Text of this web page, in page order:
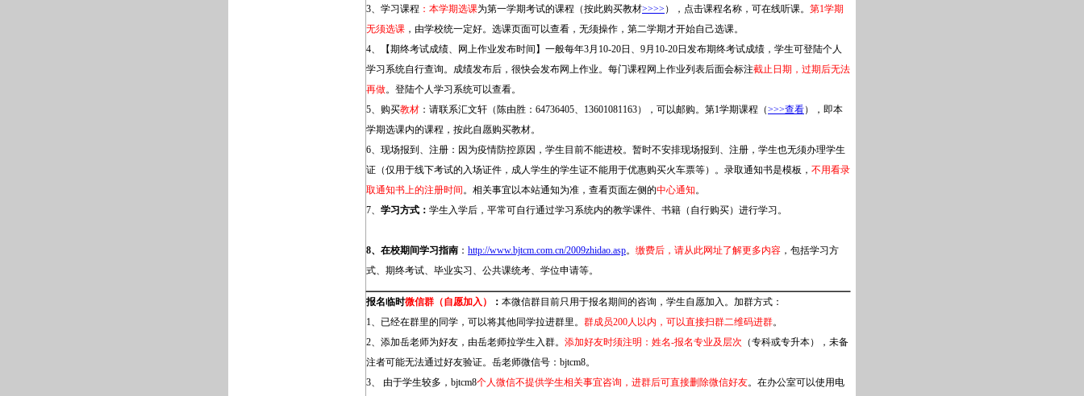
3、学习课程 ：本学期选课为第一学期考试的课程（按此购买教材>>>> ），点击课程名称，可在线听课。 第1学期
无须选课 ，由学校统一定好。选课页面可以查看，无须操作，第二学期才开始自己选课。
4、【期终考试成绩、网上作业发布时间】一般每年3月10-20日、9月10-20日发布期终考试成绩，学生可登陆个人
学习系统自行查询。成绩发布后，很快会发布网上作业。每门课程网上作业列表后面会标注截止日期，过期后无法
再做。登陆个人学习系统可以查看。
5、购买教材 ：请联系汇文轩（陈由胜：64736405、13601081163），可以邮购。第1学期课程（>>>查看），即本
学期选课内的课程，按此自愿购买教材。
6、现场报到、注册：因为疫情防控原因，学生目前不能进校。暂时不安排现场报到、注册，学生也无须办理学生
证（仅用于线下考试的入场证件，成人学生的学生证不能用于优惠购买火车票等）。录取通知书是模板， 不用看录
取通知书上的注册时间。相关事宜以本站通知为准，查看页面左侧的中心通知。
7、 学习方式： 学生入学后，平常可自行通过学习系统内的教学课件、书籍（自行购买）进行学习。
8、在校期间学习指南 ： http://www.bjtcm.com.cn/2009zhidao.asp。 缴费后，请从此网址了解更多内容 ，包括学习方
式、期终考试、毕业实习、公共课统考、学位申请等。
报名临时微信群（自愿加入） ： 本微信群目前只用于报名期间的咨询，学生自愿加入。加群方式：
1、已经在群里的同学，可以将其他同学拉进群里。 群成员200人以内，可以直接扫群二维码进群。
2、添加岳老师为好友，由岳老师拉学生入群。 添加好友时须注明：姓名-报名专业及层次 （专科或专升本）
，未备
注者可能无法通过好友验证。岳老师微信号：bjtcm8。
3、 由于学生较多，bjtcm8个人微信不提供学生相关事宜咨询，进群后可直接删除微信好友。在办公室可以使用电